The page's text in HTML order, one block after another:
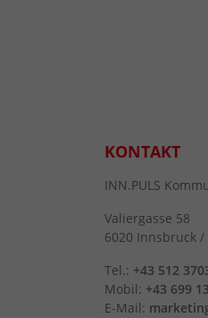
KONTAKT
INN.PULS
Valiergasse 58
6020 Innsbruck /
Tel.: +43 512
Mobil: +43 699
E-Mail: